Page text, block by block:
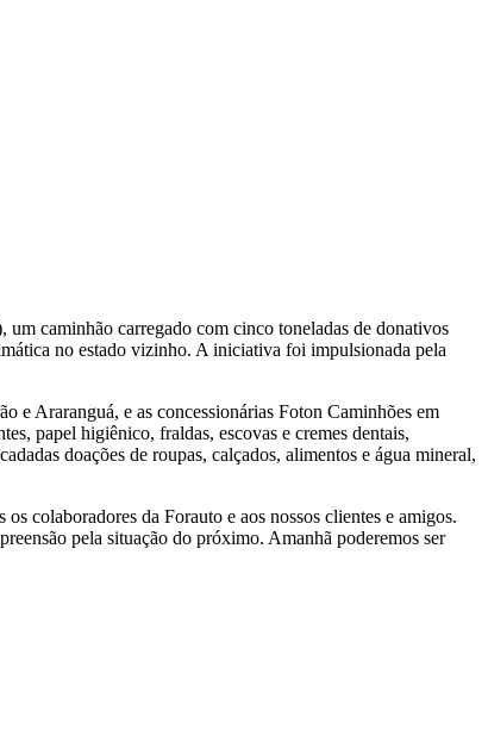
caminhão carregado com cinco toneladas de donativos
no estado vizinho. A iniciativa foi impulsionada pela
e Araranguá, e as concessionárias Foton Caminhões em
papel higiênico, fraldas, escovas e cremes dentais,
doações de roupas, calçados, alimentos e água mineral,
colaboradores da Forauto e aos nossos clientes e amigos.
pela situação do próximo. Amanhã poderemos ser